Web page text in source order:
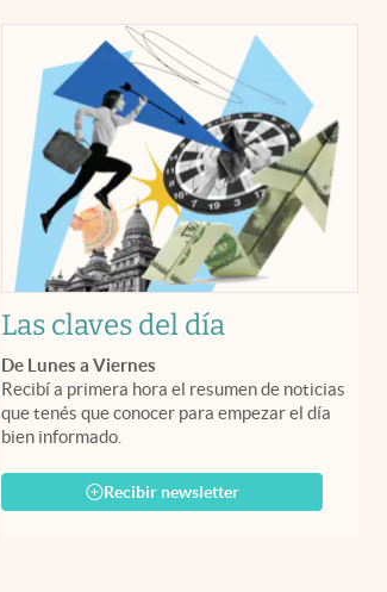
Las claves del día
De Lunes a Viernes
Recibí a primera hora el resumen de noticias
que tenés que conocer para empezar el día
bien informado.
Recibir newsletter